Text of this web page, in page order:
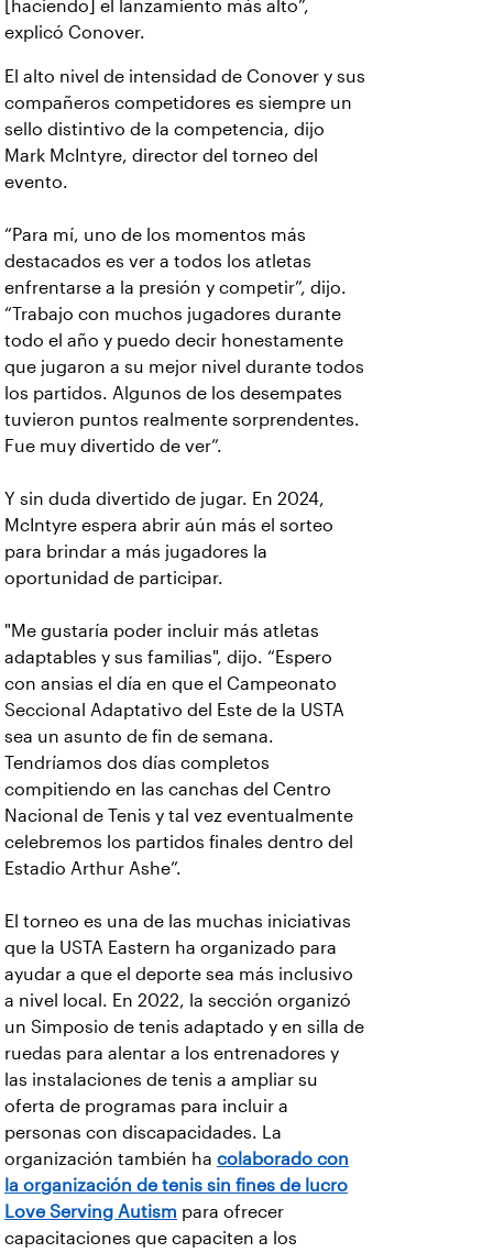
[haciendo] el lanzamiento más alto”,
explicó Conover.
El alto nivel de intensidad de Conover y sus
compañeros competidores es siempre un
sello distintivo de la competencia, dijo
Mark McIntyre, director del torneo del
evento.
“Para mí, uno de los momentos más
destacados es ver a todos los atletas
enfrentarse a la presión y competir”, dijo.
“Trabajo con muchos jugadores durante
todo el año y puedo decir honestamente
que jugaron a su mejor nivel durante todos
los partidos. Algunos de los desempates
tuvieron puntos realmente sorprendentes.
Fue muy divertido de ver”.
Y sin duda divertido de jugar. En 2024,
McIntyre espera abrir aún más el sorteo
para brindar a más jugadores la
oportunidad de participar.
"Me gustaría poder incluir más atletas
adaptables y sus familias", dijo. “Espero
con ansias el día en que el Campeonato
Seccional Adaptativo del Este de la USTA
sea un asunto de fin de semana.
Tendríamos dos días completos
compitiendo en las canchas del Centro
Nacional de Tenis y tal vez eventualmente
celebremos los partidos finales dentro del
Estadio Arthur Ashe”.
El torneo es una de las muchas iniciativas
que la USTA Eastern ha organizado para
ayudar a que el deporte sea más inclusivo
a nivel local. En 2022, la sección organizó
un Simposio de tenis adaptado y en silla de
ruedas para alentar a los entrenadores y
las instalaciones de tenis a ampliar su
oferta de programas para incluir a
personas con discapacidades. La
organización también ha colaborado con
la organización de tenis sin fines de lucro
Love Serving Autism para ofrecer
capacitaciones que capaciten a los